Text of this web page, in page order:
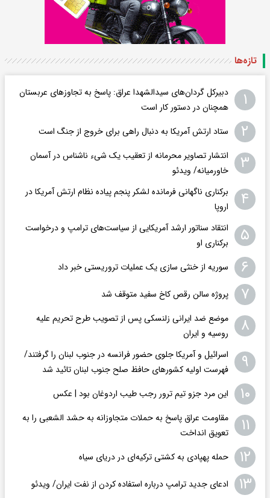
تازه‌ها
۱
دبیرکل گردان‌های سیدالشهدا عراق: پاسخ به تجاوزهای عربستان
همچنان در دستور کار است
۲ ستاد ارتش آمریکا به دنبال راهی برای خروج از جنگ است
۳
انتشار تصاویر محرمانه از تعقیب یک شیء ناشناس در آسمان
خاورمیانه/ ویدئو
۴
برکناری ناگهانی فرمانده لشکر پنجم پیاده‌ نظام ارتش آمریکا در
اروپا
۵
انتقاد سناتور ارشد آمریکایی از سیاست‌های ترامپ و درخواست
برکناری او
۶ سوریه از خنثی سازی یک عملیات تروریستی خبر داد
۷ پروژه سالن رقص کاخ سفید متوقف شد
۸
موضع ضد ایرانی زلنسکی پس از تصویب طرح تحریم علیه
روسیه و ایران
۹
اسرائیل و آمریکا جلوی حضور فرانسه در جنوب لبنان را گرفتند/
فهرست اولیه کشورهای حافظ صلح جنوب لبنان تائید شد
۱۰ این مرد جزو تیم ترور رجب طیب اردوغان بود | عکس
۱۱
مقاومت عراق پاسخ به حملات متجاوزانه به حشد الشعبی را به
تعویق انداخت
۱۲ حمله پهپادی به کشتی ترکیه‌ای در دریای سیاه
۱۳ ادعای جدید ترامپ درباره استفاده کردن از نفت ایران/ ویدئو